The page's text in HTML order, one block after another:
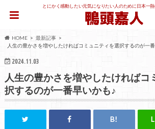
とにかく感動したい元気になりたい人のために日本一
HOME
最新記事
人生の豊かさを増やしたければコミュニティを選択するのが一
2024.11.03
人生の豊かさを増やしたければコ
択するのが一番早いかも♪